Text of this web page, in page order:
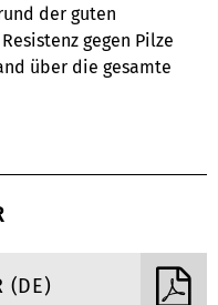
der guten
gegen Pilze
über die gesamte
(DE)